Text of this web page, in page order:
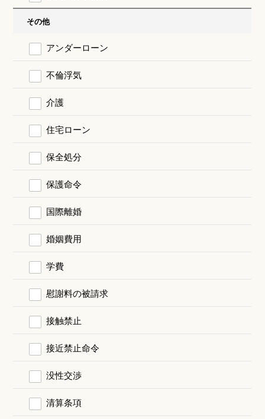
その他
アンダーローン
不倫浮気
介護
住宅ローン
保全処分
保護命令
国際離婚
婚姻費用
学費
慰謝料の被請求
接触禁止
接近禁止命令
没性交渉
清算条項